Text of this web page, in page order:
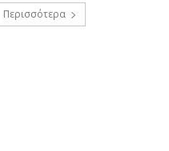
Περισσότερα